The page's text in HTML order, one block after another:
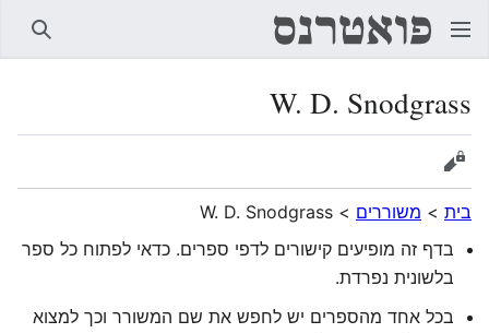
W. D. Snodgrass
הצגת מקור
בית > משוררים >
W. D. Snodgrass
בדף זה מופיעים קישורים לדפי ספרים. כדאי לפתוח כל ספר
בלשונית נפרדת.
בכל אחד מהספרים יש לחפש את שם המשורר וכך למצוא